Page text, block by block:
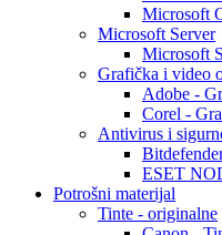
Microsoft
Microsoft Server
Microsoft
Grafička i video
Adobe -
Corel -
Antivirus i
ESET
Potrošni materijal
Tinte - originalne